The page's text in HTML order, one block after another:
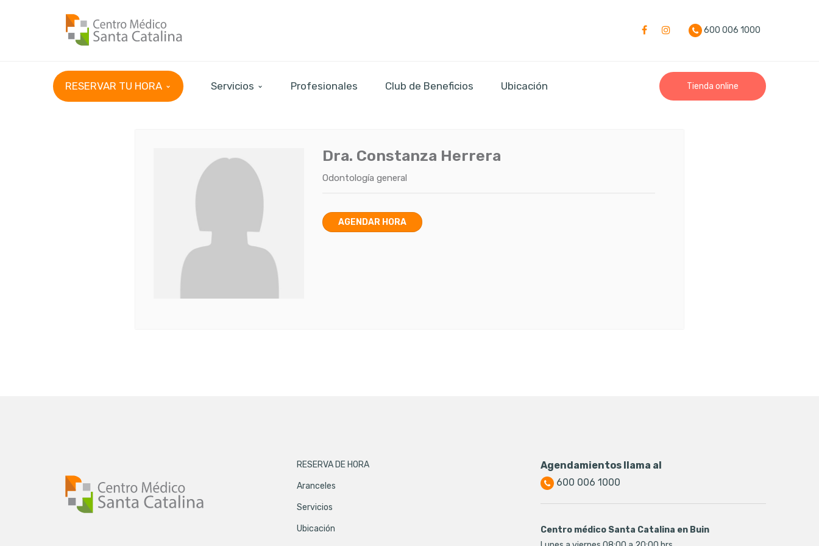
600 006 1000
RESERVAR TU HORA Servicios Profesionales Club de Beneficios Ubicación Tienda online
Dra. Constanza Herrera
Odontología general
AGENDAR HORA
RESERVA DE HORA
Aranceles
Servicios
Ubicación
Agendamientos llama al
600 006 1000
Centro médico Santa Catalina en Buin